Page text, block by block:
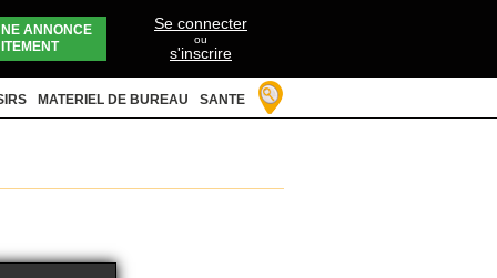
ANNONCE
Se connecter
ou
s'inscrire
MATERIEL DE BUREAU SANTE